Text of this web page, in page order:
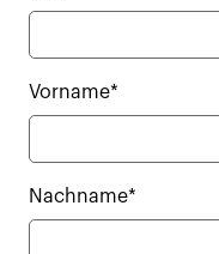
Vorname*
Nachname*